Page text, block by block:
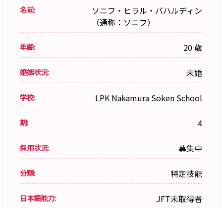
名前:
ソニフ・ヒラル・バハルディン
（通称：ソニフ）
年齢: 20 歳
婚姻状況: 未婚
学校: LPK Nakamura Soken School
期: 4
採用状況: 募集中
分類: 特定技能
日本語能力: JFT未取得者